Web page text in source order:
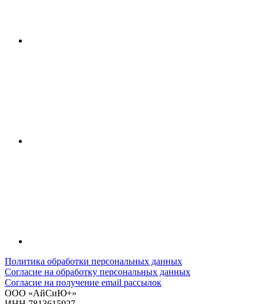
Политика обработки персональных данных
Согласие на обработку персональных данных
Согласие на получение email рассылок
ООО «АйСиЮ+»